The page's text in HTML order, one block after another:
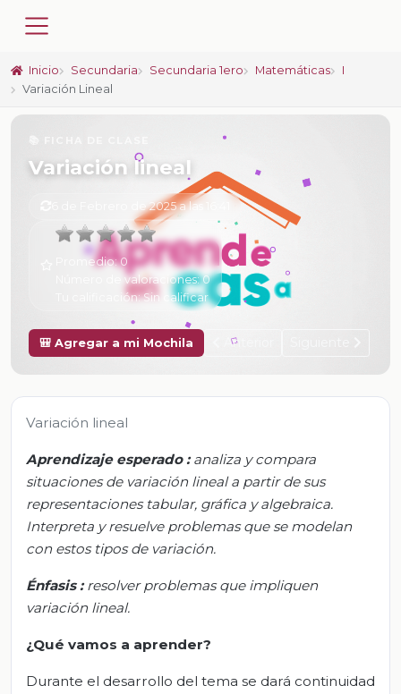
Inicio Secundaria Secundaria 1ero Matemáticas
I
Variación Lineal
Variación lineal
6 de Febrero de 2025 a las 16:41
Promedio:0
Número de valoraciones:0
Tu calificación:Sin calificar
🎒 Agregar a mi Mochila Anterior
Variación lineal
Aprendizaje esperado :analiza y compara
situaciones de variación lineal a partir de sus
representaciones tabular, gráfica y algebraica.
Interpreta y resuelve problemas que se modelan
con estos tipos de variación.
Énfasis :resolver problemas que impliquen
variación lineal.
¿Qué vamos a aprender?
Durante el desarrollo del tema se dará continuidad